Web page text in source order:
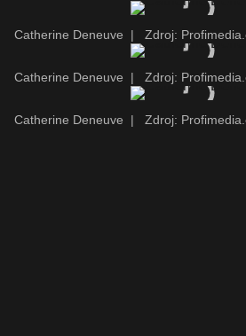
Catherine Deneuve | Zdroj:
Catherine Deneuve | Zdroj:
Catherine Deneuve | Zdroj: